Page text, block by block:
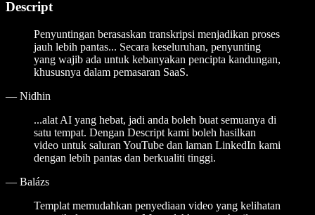
Descript
Penyuntingan berasaskan transkripsi menjadikan proses
jauh lebih pantas... Secara keseluruhan, penyunting
yang wajib ada untuk kebanyakan pencipta kandungan,
khususnya dalam pemasaran SaaS.
— Nidhin
...alat AI yang hebat, jadi anda boleh buat semuanya di
satu tempat. Dengan Descript kami boleh hasilkan
video untuk saluran YouTube dan laman LinkedIn kami
dengan lebih pantas dan berkualiti tinggi.
— Balázs
Templat memudahkan penyediaan video yang kelihatan